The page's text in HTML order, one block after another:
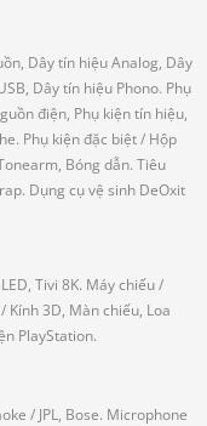
Dây tín hiệu Analog, Dây
Dây tín hiệu Phono. Phụ
điện, Phụ kiện tín hiệu,
Phụ kiện đặc biệt/ Hộp
Bóng dẫn. Tiêu
Dụng cụ vệ sinh DeOxit
Tivi 8K. Máy chiếu/
/ Kính 3D, Màn chiếu, Loa
PlayStation.
/ JPL, Bose. Microphone